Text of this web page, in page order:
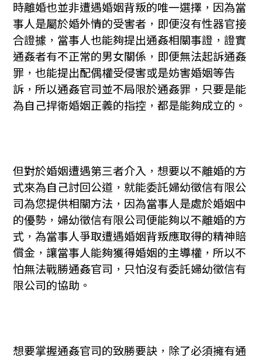
時離婚也並非遭遇婚姻背叛的唯一選擇，因為當
事人是屬於婚外情的受害者，即便沒有性器官接
合證據，當事人也能夠提出通姦相關事證，證實
通姦者有不正常的男女關係，即便無法起訴通姦
罪，也能提出配偶權受侵害或是妨害婚姻等告
訴，所以通姦官司並不局限於通姦罪，只要是能
為自己捍衛婚姻正義的指控，都是能夠成立的。
但對於婚姻遭遇第三者介入，想要以不離婚的方
式來為自己討回公道，就能委託婦幼徵信有限公
司為您提供相關方法，因為當事人是處於婚姻中
的優勢，婦幼徵信有限公司便能夠以不離婚的方
式，為當事人爭取遭遇婚姻背叛應取得的精神賠
償金，讓當事人能夠獲得婚姻的主導權，所以不
怕無法戰勝通姦官司，只怕沒有委託婦幼徵信有
限公司的協助。
想要掌握通姦官司的致勝要訣，除了必須擁有通